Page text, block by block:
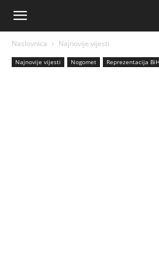
Naslovnica Najnovije vijesti
Najnovije vijesti Nogomet Reprezentacija BiH